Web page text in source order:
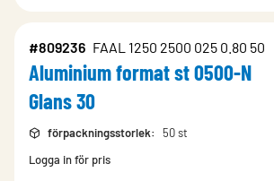
#809236 FAAL 1250 2500 025 0.80 50
Aluminium format st 0500-N
Glans 30
förpackningsstorlek:
50 st
Logga in för pris